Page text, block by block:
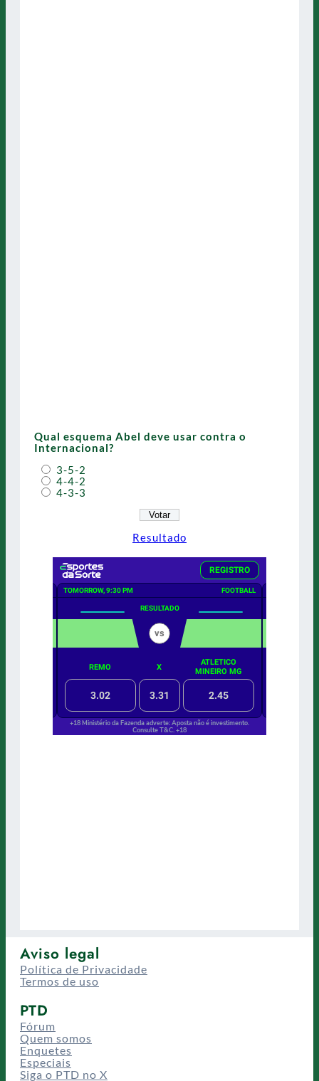
Qual esquema Abel deve usar contra o
Internacional?
3-5-2
4-4-2
4-3-3
Resultado
Aviso legal
Política de Privacidade
Termos de uso
PTD
Fórum
Quem somos
Enquetes
Especiais
Siga o PTD no X